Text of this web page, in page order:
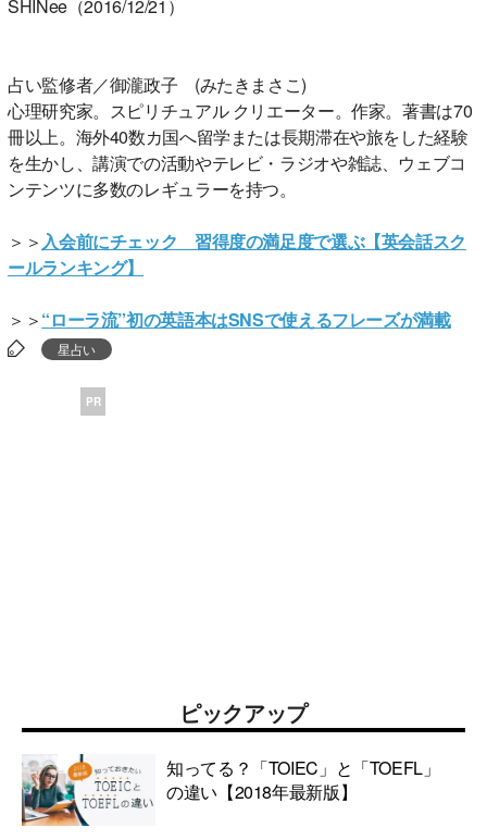
SHINee（2016/12/21）
占い監修者／御瀧政子 (みたきまさこ)
心理研究家。スピリチュアル クリエーター。作家。著書は70
冊以上。海外40数カ国へ留学または長期滞在や旅をした経験
を生かし、講演での活動やテレビ・ラジオや雑誌、ウェブコ
ンテンツに多数のレギュラーを持つ。
＞＞ 入会前にチェック 習得度の満足度で選ぶ【英会話スク
ールランキング】
＞＞“ローラ流”初の英語本はSNSで使えるフレーズが満載
星占い
PR
ピックアップ
知ってる？「TOIEC」と「TOEFL」
の違い【2018年最新版】